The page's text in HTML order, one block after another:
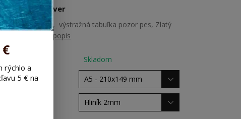
Zlatý retríver
Pozorpes.sk, výstražná tabuľka pozor pes, Zlatý
celý popis
Skladom
rozmer
rýchlo a
5 € na